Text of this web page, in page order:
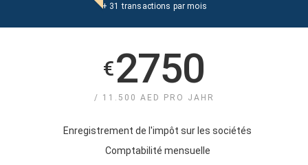
+ 31 transactions par mois
€2750
/ 11.500 AED PRO JAHR
Enregistrement de l'impôt sur les sociétés
Comptabilité mensuelle